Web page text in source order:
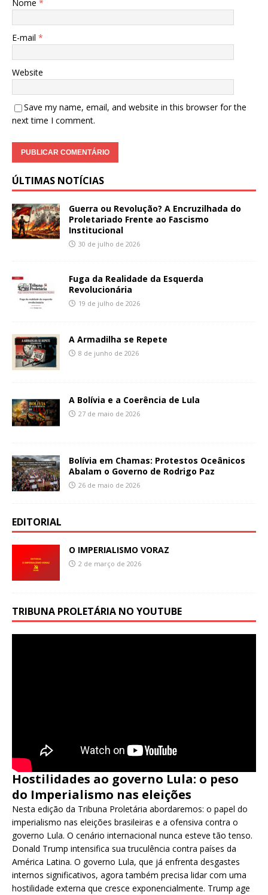
Nome *
E-mail *
Website
Save my name, email, and website in this browser for the
next time I comment.
ÚLTIMAS NOTÍCIAS
Guerra ou Revolução? A Encruzilhada do
Proletariado Frente ao Fascismo
Institucional
30 de julho de 2026
Fuga da Realidade da Esquerda
Revolucionária
19 de julho de 2026
A Armadilha se Repete
8 de junho de 2026
A Bolívia e a Coerência de Lula
27 de maio de 2026
Bolívia em Chamas: Protestos Oceânicos
Abalam o Governo de Rodrigo Paz
26 de maio de 2026
EDITORIAL
O IMPERIALISMO VORAZ
2 de março de 2026
TRIBUNA PROLETÁRIA NO YOUTUBE
Hostilidades ao governo Lula: o peso
do Imperialismo nas eleições
Nesta edição da Tribuna Proletária abordaremos: o papel do
imperialismo nas eleições brasileiras e a ofensiva contra o
governo Lula. O cenário internacional nunca esteve tão tenso.
Donald Trump intensifica sua truculência contra países da
América Latina. O governo Lula, que já enfrenta desgastes
internos significativos, agora também precisa lidar com uma
hostilidade externa que cresce exponencialmente. Trump age